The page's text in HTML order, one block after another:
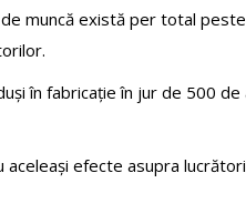
muncă există per total
în fabricație în jur de 500
aceleași efecte asupra